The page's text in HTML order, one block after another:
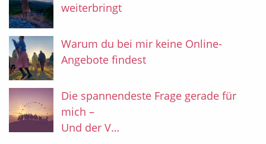
weiterbringt
Warum du bei mir keine Online-
Angebote findest
Die spannendeste Frage gerade für
mich –
Und der V…